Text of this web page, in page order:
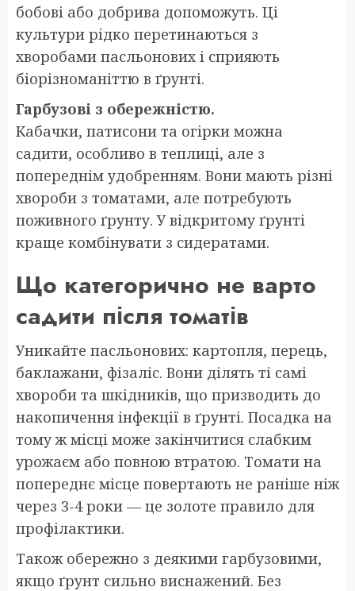
бобові або добрива допоможуть. Ці
культури рідко перетинаються з
хворобами пасльонових і сприяють
біорізноманіттю в ґрунті.
Гарбузові з обережністю.
Кабачки, патисони та огірки можна
садити, особливо в теплиці, але з
попереднім удобренням. Вони мають різні
хвороби з томатами, але потребують
поживного ґрунту. У відкритому ґрунті
краще комбінувати з сидератами.
Що категорично не варто
садити після томатів
Уникайте пасльонових: картопля, перець,
баклажани, фізаліс. Вони ділять ті самі
хвороби та шкідників, що призводить до
накопичення інфекції в ґрунті. Посадка на
тому ж місці може закінчитися слабким
урожаєм або повною втратою. Томати на
попереднє місце повертають не раніше ніж
через 3-4 роки — це золоте правило для
профілактики.
Також обережно з деякими гарбузовими,
якщо ґрунт сильно виснажений. Без